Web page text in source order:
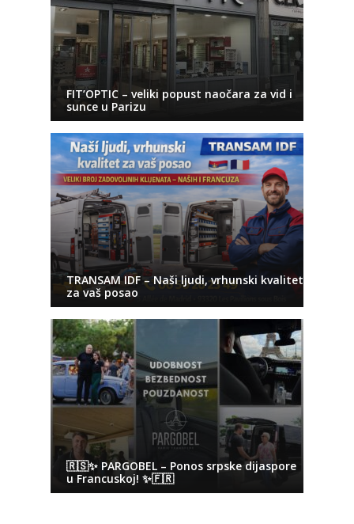
FIT’OPTIC – veliki popust naočara za vid i
sunce u Parizu
TRANSAM IDF – Naši ljudi, vrhunski kvalitet
za vaš posao
🇷🇸✨ PARGOBEL – Ponos srpske dijaspore
u Francuskoj! ✨🇫🇷